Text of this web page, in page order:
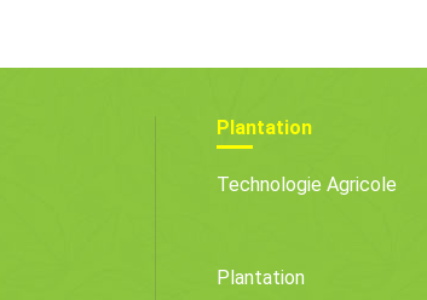
Plantation
Technologie Agricole
Plantation